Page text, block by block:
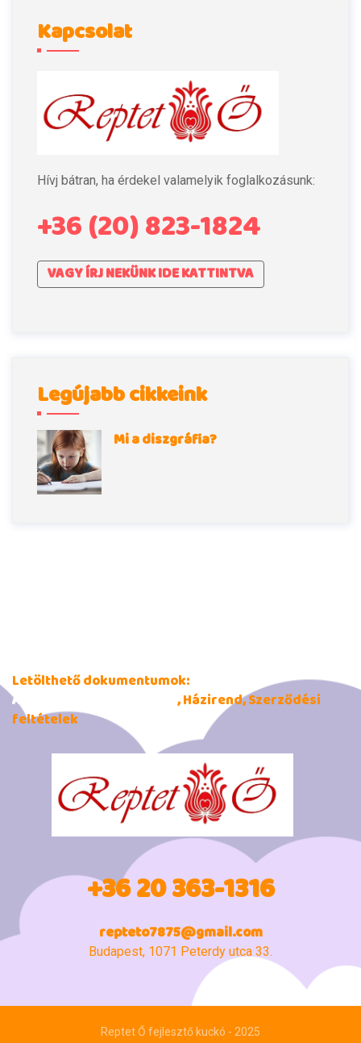
Kapcsolat
Hívj bátran, ha érdekel valamelyik foglalkozásunk:
+36 (20) 823-1824
VAGY ÍRJ NEKÜNK IDE KATTINTVA
Legújabb cikkeink
Mi a diszgráfia?
Letölthető dokumentumok:
Adatkezelési tájékoztató , Házirend, Szerződési
feltételek
+36 20 363-1316
repteto7875@gmail.com
Budapest, 1071 Peterdy utca 33.
Reptet Ő fejlesztő kuckó - 2025